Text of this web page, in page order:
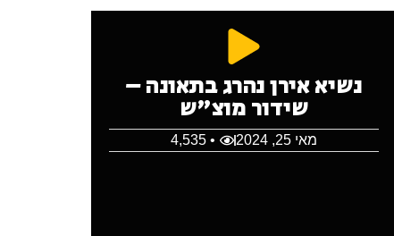
נשיא אירן נהרג בתאונה –
שידור מוצ"ש
מאי 25, 2024 • 4,535